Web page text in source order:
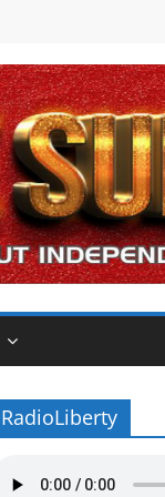
RadioLiberty